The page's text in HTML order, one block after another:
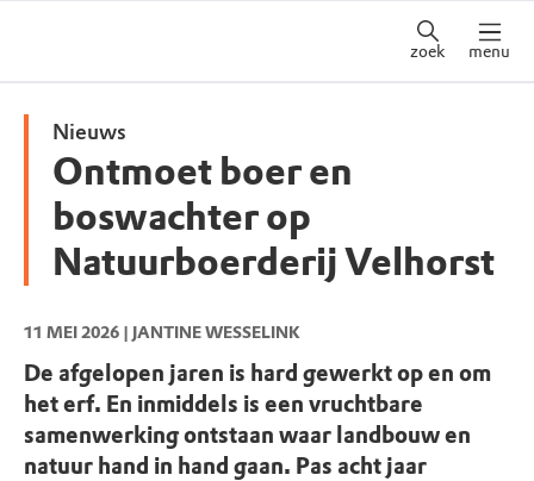
zoek menu
Nieuws
Ontmoet boer en
boswachter op
Natuurboerderij Velhorst
11 MEI 2026 | JANTINE WESSELINK
De afgelopen jaren is hard gewerkt op en om
het erf. En inmiddels is een vruchtbare
samenwerking ontstaan waar landbouw en
natuur hand in hand gaan. Pas acht jaar